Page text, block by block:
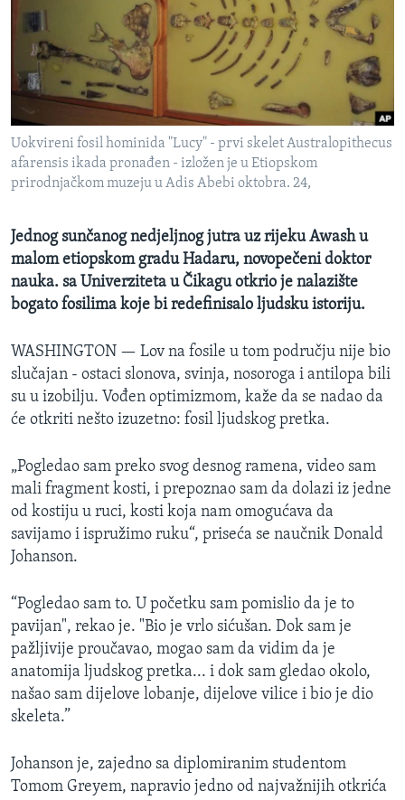
MAGAZIN
O GLASU AMERIKE
Learning English
PRATITE NAS
Jezici
Uokvireni fosil hominida "Lucy" - prvi skelet Australopithecus
afarensis ikada pronađen - izložen je u Etiopskom
prirodnjačkom muzeju u Adis Abebi oktobra. 24,
Jednog sunčanog nedjeljnog jutra uz rijeku Awash u
malom etiopskom gradu Hadaru, novopečeni doktor
nauka. sa Univerziteta u Čikagu otkrio je nalazište
bogato fosilima koje bi redefinisalo ljudsku istoriju.
WASHINGTON — Lov na fosile u tom području nije bio
slučajan - ostaci slonova, svinja, nosoroga i antilopa bili
su u izobilju. Vođen optimizmom, kaže da se nadao da
će otkriti nešto izuzetno: fosil ljudskog pretka.
„Pogledao sam preko svog desnog ramena, video sam
mali fragment kosti, i prepoznao sam da dolazi iz jedne
od kostiju u ruci, kosti koja nam omogućava da
savijamo i ispružimo ruku“, priseća se naučnik Donald
Johanson.
“Pogledao sam to. U početku sam pomislio da je to
pavijan", rekao je. "Bio je vrlo sićušan. Dok sam je
pažljivije proučavao, mogao sam da vidim da je
anatomija ljudskog pretka... i dok sam gledao okolo,
našao sam dijelove lobanje, dijelove vilice i bio je dio
skeleta.”
Johanson je, zajedno sa diplomiranim studentom
Tomom Greyem, napravio jedno od najvažnijih otkrića